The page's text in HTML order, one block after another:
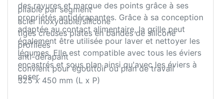
des rayures et marque des points grâce à ses
propriétés antidérapantes. Grâce à sa conception
adaptée au contact alimentaire, la grille peut
également être utilisée pour laver et nettoyer les
légumes. Elle est compatible avec tous les éviers
encastrés et sous plan ainsi qu'avec les éviers à
poser.
pliable par segment
acier inoxydable/silicone
tiges creuses plates en bandes de silicone
profilées
anti-dérapant
convient pour égouttoir ou plan de travail
325 x 450 mm (L x P)